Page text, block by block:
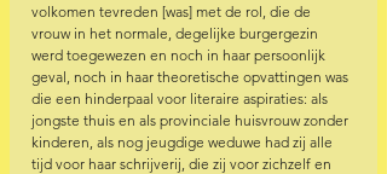
volkomen tevreden [was] met de rol, die de
vrouw in het normale, degelijke burgergezin
werd toegewezen en noch in haar persoonlijk
geval, noch in haar theoretische opvattingen was
die een hinderpaal voor literaire aspiraties: als
jongste thuis en als provinciale huisvrouw zonder
kinderen, als nog jeugdige weduwe had zij alle
tijd voor haar schrijverij, die zij voor zichzelf en